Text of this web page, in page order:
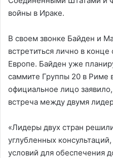
войны в Ираке.
В своем звонке Байден и
встретиться лично в
Европе. Байден уже
саммите Группы 20 в Риме
официальное лицо
встреча между двумя
«Лидеры двух стран
углубленных
условий для обеспечения